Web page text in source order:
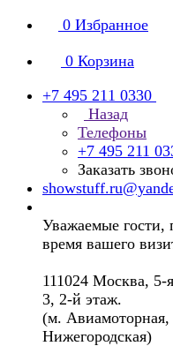
0 Избранное
0 Корзина
+7 495 211 0330
Назад
Телефоны
+7 495 211
Заказать
Уважаемые гости,
время вашего
111024 Москва, 5-
3, 2-й этаж.
(м.
Нижегородская)